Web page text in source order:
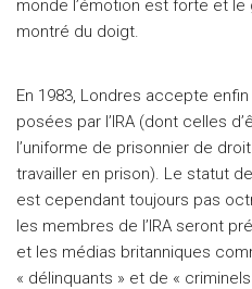
monde l’émotion est forte et
montré du doigt.
En 1983, Londres accepte
posées par l’IRA (dont celles
l’uniforme de prisonnier de
travailler en prison). Le statut
est cependant toujours pas
les membres de l’IRA seront
et les médias britanniques
« délinquants » et de « criminels